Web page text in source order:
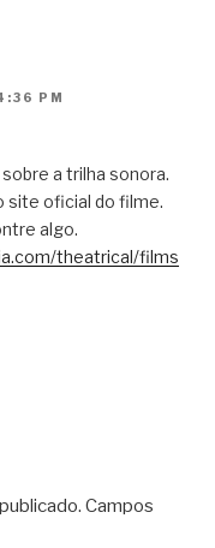
PM
a trilha sonora.
site oficial do filme.
algo.
theatrical/films
Campos